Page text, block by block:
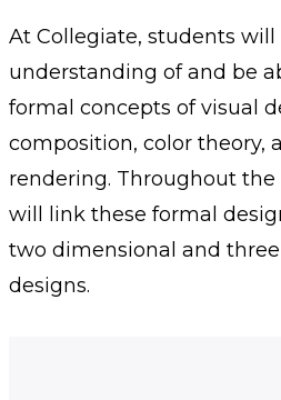
At Collegiate, students will
understanding of and be
formal concepts of visual
composition, color theory,
rendering. Throughout
will link these formal
two dimensional and
designs.